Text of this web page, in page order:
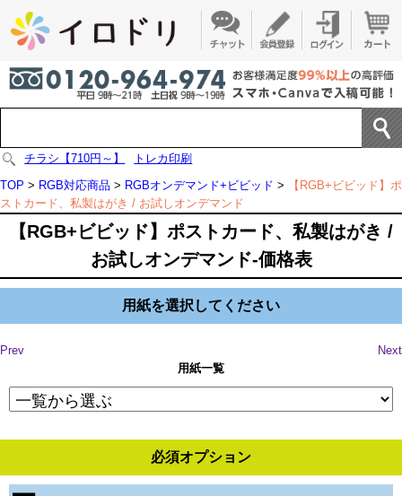
チラシ【710円～】
トレカ印刷
TOP > RGB対応商品 > RGBオンデマンド+ビビッド >
【RGB+ビビッド】ポ
ストカード、私製はがき / お試しオンデマンド
【RGB+ビビッド】ポストカード、私製はがき /
お試しオンデマンド-価格表
用紙を選択してください
Prev
Next
用紙一覧
必須オプション